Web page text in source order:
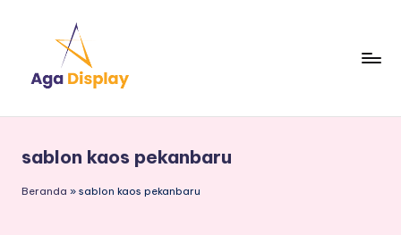
content
sablon kaos pekanbaru
Beranda » sablon kaos pekanbaru